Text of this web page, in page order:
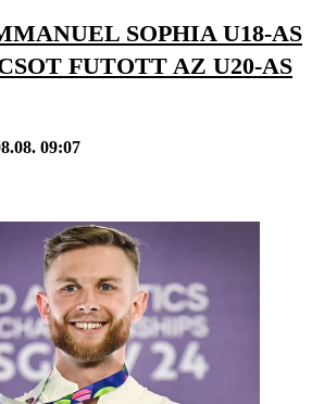
SOPHIA U18-AS
FUTOTT AZ U20-AS
09:07